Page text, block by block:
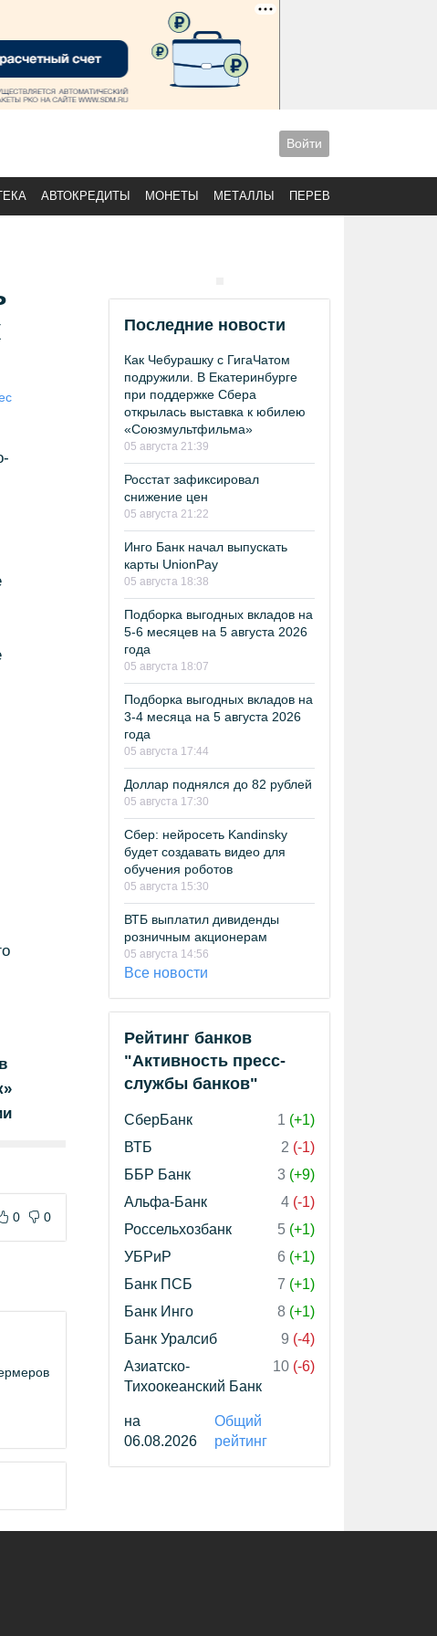
Войти
АВТОКРЕДИТЫ МОНЕТЫ МЕТАЛЛЫ ПЕРЕВОДЫ
0 0
Последние новости
Как Чебурашку с ГигаЧатом
подружили. В Екатеринбурге
при поддержке Сбера
открылась выставка к юбилею
«Союзмультфильма»
05 августа 21:39
Росстат зафиксировал
снижение цен
05 августа 21:22
Инго Банк начал выпускать
карты UnionPay
05 августа 18:38
Подборка выгодных вкладов на
5-6 месяцев на 5 августа 2026
года
05 августа 18:07
Подборка выгодных вкладов на
3-4 месяца на 5 августа 2026
года
05 августа 17:44
Доллар поднялся до 82 рублей
05 августа 17:30
Сбер: нейросеть Kandinsky
будет создавать видео для
обучения роботов
05 августа 15:30
ВТБ выплатил дивиденды
розничным акционерам
05 августа 14:56
Все новости
Рейтинг банков
"Активность пресс-
службы банков"
СберБанк 1 (+1)
ВТБ
2 (-1)
ББР Банк
3 (+9)
Альфа-Банк
4 (-1)
Россельхозбанк
5 (+1)
УБРиР
6 (+1)
Банк ПСБ
7 (+1)
Банк Инго
8 (+1)
Банк Уралсиб
9 (-4)
Азиатско-
Тихоокеанский Банк
10 (-6)
на
06.08.2026
Общий
рейтинг